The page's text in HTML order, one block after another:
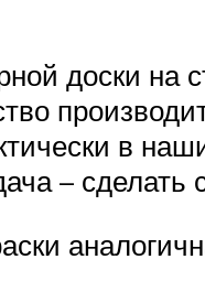
доски на
в
–